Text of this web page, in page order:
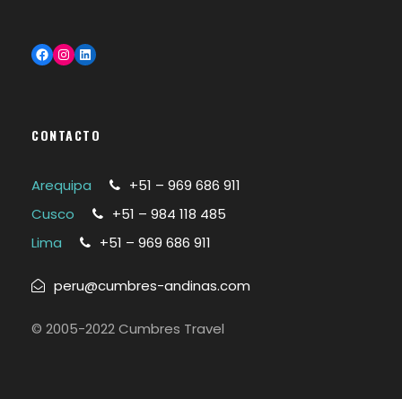
Facebook Instagram LinkedIn
CONTACTO
Arequipa
+51 – 969 686 911
Cusco
+51 – 984 118 485
Lima
+51 – 969 686 911
peru@cumbres-andinas.com
© 2005-2022 Cumbres Travel